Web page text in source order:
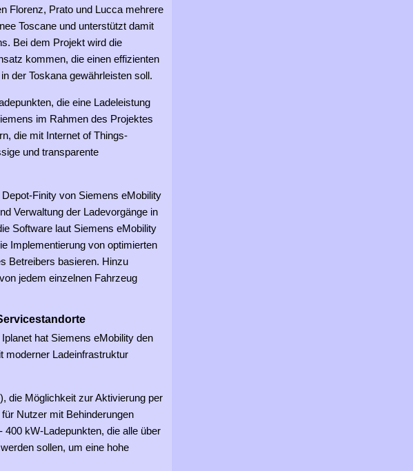
Florenz, Prato und Lucca mehrere
Toscane und unterstützt damit
Bei dem Projekt wird die
kommen, die einen effizienten
der Toskana gewährleisten soll.
die eine Ladeleistung
im Rahmen des Projektes
die mit Internet of Things-
und transparente
Finity von Siemens eMobility
Verwaltung der Ladevorgänge in
Software laut Siemens eMobility
Implementierung von optimierten
Betreibers basieren. Hinzu
jedem einzelnen Fahrzeug
hat Siemens eMobility den
moderner Ladeinfrastruktur
die Möglichkeit zur Aktivierung per
Nutzer mit Behinderungen
kW-Ladepunkten, die alle über
sollen, um eine hohe